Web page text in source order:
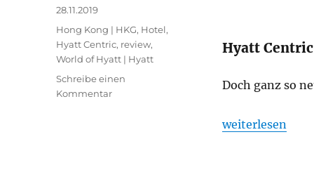
Hyatt
Doch ganz so
„Hyatt Centric
weiterlesen
Veröffentlicht
am
28.11.2019
Kategorien
Hong Kong | HKG, Hotel,
Hyatt Centric, review,
World of Hyatt | Hyatt
Schreibe einen
Kommentarzu